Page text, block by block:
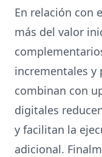
En relación con
más del valor
incrementales y
combinan con
digitales
y facilitan la
adicional.